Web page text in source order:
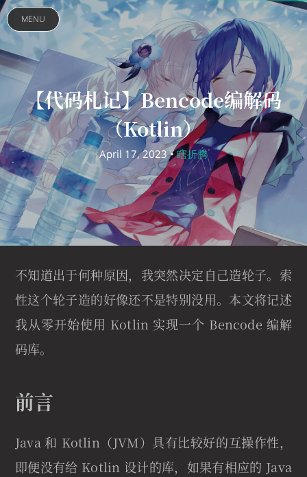
MENU
【代码札记】Bencode编解码
（Kotlin）
April 17, 2023 •瞎折腾
不知道出于何种原因，我突然决定自己造轮子。索
性这个轮子造的好像还不是特别没用。本文将记述
我从零开始使用 Kotlin 实现一个 Bencode 编解
码库。
前言
Java 和 Kotlin（JVM）具有比较好的互操作性，
即便没有给 Kotlin 设计的库，如果有相应的 Java